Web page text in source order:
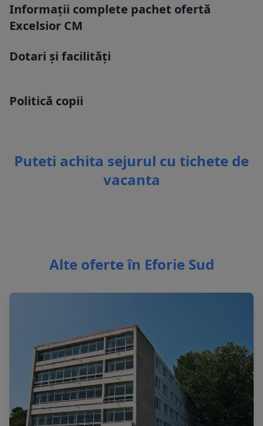
Informații complete pachet ofertă
Excelsior CM
Dotari și facilități
Politică copii
Puteti achita sejurul cu tichete de
vacanta
Alte oferte în Eforie Sud